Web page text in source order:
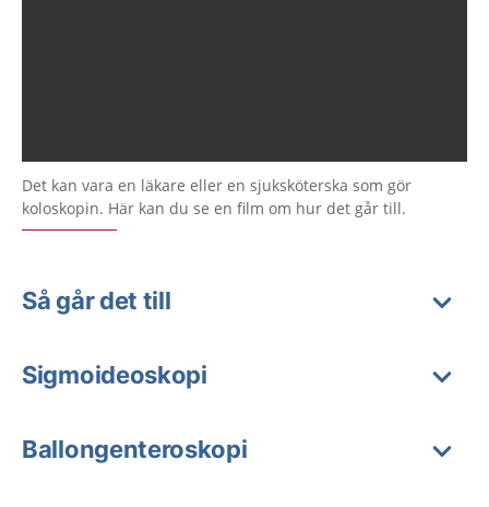
Det kan vara en läkare eller en sjuksköterska som gör
koloskopin. Här kan du se en film om hur det går till.
Så går det till
Sigmoideoskopi
Ballongenteroskopi